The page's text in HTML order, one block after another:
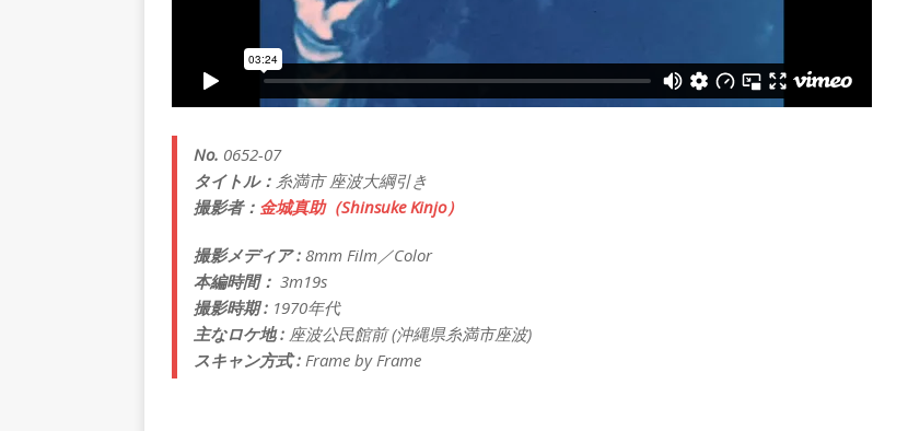
No. 0652-07
タイトル： 糸満市 座波大綱引き
撮影者： 金城真助（Shinsuke Kinjo）
撮影メディア : 8mm Film／Color
本編時間： 3m19s
撮影時期 : 1970年代
主なロケ地 : 座波公民館前 (沖縄県糸満市座波)
スキャン方式 : Frame by Frame